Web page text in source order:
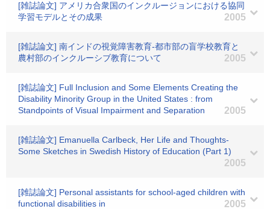
[雑誌論文] アメリカ合衆国のインクルージョンにおける協同
学習モデルとその成果
2005
[雑誌論文] 南インドの視覚障害教育-都市部の盲学校教育と
農村部のインクルーシブ教育について
2005
[雑誌論文] Full Inclusion and Some Elements Creating the
Disability Minority Group in the United States : from
Standpoints of Visual Impairment and Separation
2005
[雑誌論文] Emanuella Carlbeck, Her Life and Thoughts-
Some Sketches in Swedish History of Education (Part 1)
2005
[雑誌論文] Personal assistants for school-aged children with
functional disabilities in
2005